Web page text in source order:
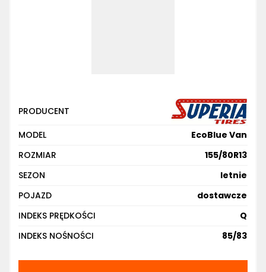
PRODUCENT
MODEL
EcoBlue Van
ROZMIAR
155/80R13
SEZON
letnie
POJAZD
dostawcze
INDEKS PRĘDKOŚCI
Q
INDEKS NOŚNOŚCI
85/83